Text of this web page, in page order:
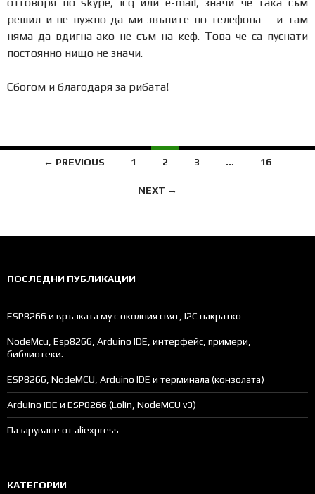
решил и не нужно да ми звъните по телефона – и там
няма да вдигна ако не съм на кеф. Това че са пуснати
постоянно нищо не значи.
Сбогом и благодаря за рибата!
Posts← PREVIOUS 1 2 3 … 16
NEXT →
ПОСЛЕДНИ ПУБЛИКАЦИИ
ESP8266 и връзката му с околния свят, I2C накратко
NodeMcu, Esp8266, Arduino IDE, интерфейс, примери,
библиотеки.
ESP8266, NodeMCU, Arduino IDE и терминала (конзолата)
Arduino IDE и ESP8266 (Lolin, NodeMCU v3)
Пазаруване от aliexpress
КАТЕГОРИИ